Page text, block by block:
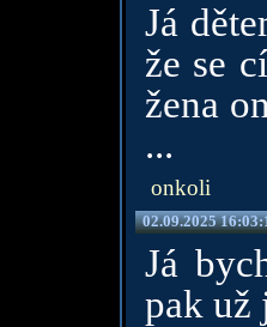
Já
že se
žena
...
onkoli
02.09.2025
Já
pak už